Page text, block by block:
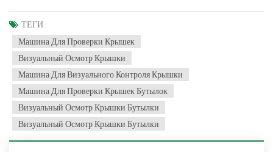
ТЕГИ :
Машина Для Проверки Крышек
Визуальный Осмотр Крышки
Машина Для Визуального Контроля Крышки
Машина Для Проверки Крышек Бутылок
Визуальный Осмотр Крышки Бутылки
Визуальный Осмотр Крышки Бутылки